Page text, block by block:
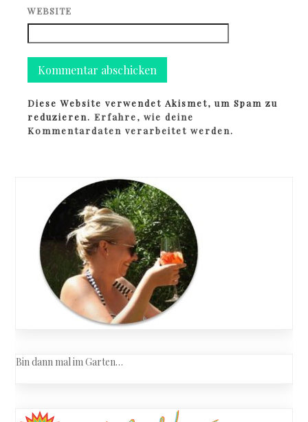
WEBSITE
Diese Website verwendet Akismet, um Spam zu
reduzieren.Erfahre, wie deine
Kommentardaten verarbeitet werden.
Bin dann mal im Garten…